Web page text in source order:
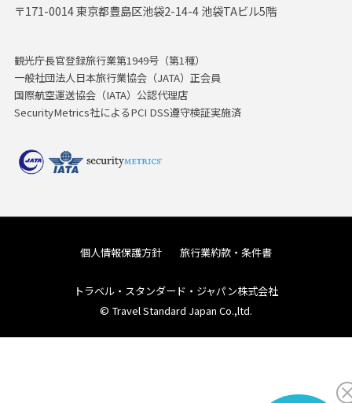
〒171-0014 東京都豊島区池袋2-14-4 池袋TAビル5階
観光庁長官登録旅行業第1949号（第1種）
一般社団法人日本旅行業協会（JATA）正会員
国際航空運送協会（IATA）公認代理店
SecurityMetrics社によるPCI DSS遵守検証実施済
個人情報保護方針 旅行業約款・条件書
トラベル・スタンダード・ジャパン株式会社
© Travel Standard Japan Co.,ltd.